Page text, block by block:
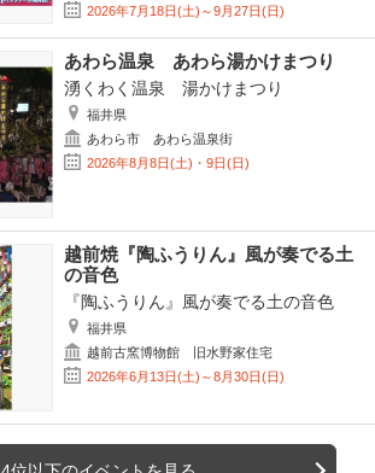
2026年7月18日(土)～9月27日(日)
あわら温泉 あわら湯かけまつり
湧くわく温泉 湯かけまつり
福井県
あわら市 あわら温泉街
2026年8月8日(土)・9日(日)
越前焼『陶ふうりん』風が奏でる土
の音色
『陶ふうりん』風が奏でる土の音色
福井県
越前古窯博物館 旧水野家住宅
2026年6月13日(土)～8月30日(日)